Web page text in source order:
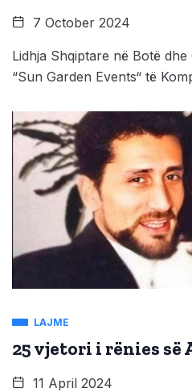
7 October 2024
Lidhja Shqiptare në Botë
“Sun Garden Events“ të
LAJME
25 vjetori i rënies së
11 April 2024